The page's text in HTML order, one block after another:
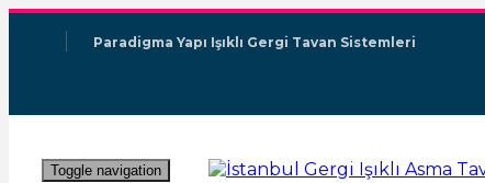
Paradigma Yapı Işıklı Gergi Tavan Sistemleri
Toggle navigation